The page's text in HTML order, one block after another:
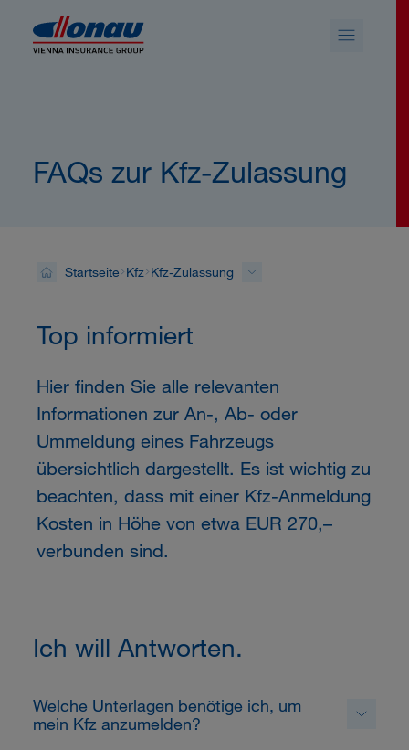
FAQs zur Kfz-Zulassung
Startseite Kfz Kfz-Zulassung
Top informiert
Hier finden Sie alle relevanten
Informationen zur An-, Ab- oder
Ummeldung eines Fahrzeugs
übersichtlich dargestellt. Es ist wichtig zu
beachten, dass mit einer Kfz-Anmeldung
Kosten in Höhe von etwa EUR 270,–
verbunden sind.
Ich will Antworten.
Welche Unterlagen benötige ich, um
mein Kfz anzumelden?